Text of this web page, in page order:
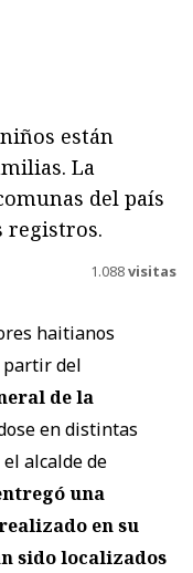
están
La
del país
registros.
1.088visitas
haitianos
partir del
de la
en distintas
alcalde de
una
en su
sido localizados